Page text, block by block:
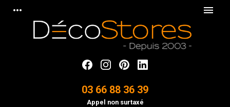
more_horiz menu
03 66 88 36 39
Appel non surtaxé